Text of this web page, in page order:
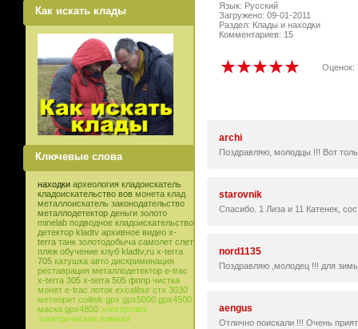
Как искать клады
Ключевые слова
находки археология кладоискатель
кладоискательство вов монета клад
металлоискатель законодательство
металлодетектор деньги золото
minelab подводное кладоискательство
детектор kladtv архивное видео x-
terra танк золотодобыча самолет слет
пляж обучение клуб kladtv,ru x-terra
705 катушка авто дискриминация
реставрация металлодетектор e-trac
x-terra 305 x-terra 505 фппр чистка
монет e-trac лоток excalibur стх 3030
метеорит coiltek gpx gpx5000 gpx4500
маска gpx4800 электролиз
электрические помехи
Язык: Русский
Загружено: 09-01-2011
Раздел: Клады и находки
Комментариев: 15
Оценок:
archi
Поздравляю, молодцы !!! Вот
starovnik
Спасибо. 1 Лиза и 11 Катенек,
nord1135
Поздравляю ,молодец !!! для
aengus
Отлично поискали !!! Очень